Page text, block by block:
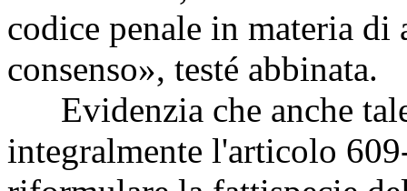
codice penale in materia di
consenso», testé abbinata.
Evidenzia che anche
integralmente l'articolo